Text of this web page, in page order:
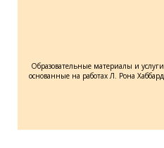
Образовательные материалы и
основанные на работах Л. Рона